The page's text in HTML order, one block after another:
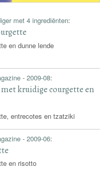
met 4 ingrediënten:
en dunne lende
- 2009-08:
kruidige courgette en
entrecotes en tzatziki
- 2009-06:
en risotto